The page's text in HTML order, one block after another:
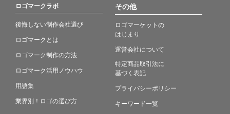
ロゴマークラボ
後悔しない制作会社選び
ロゴマークとは
ロゴマーク制作の方法
ロゴマーク活用ノウハウ
用語集
業界別！ロゴの選び方
その他
ロゴマーケットの
はじまり
運営会社について
特定商品取引法に
基づく表記
プライバシーポリシー
キーワード一覧